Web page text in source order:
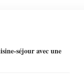
séjour avec une